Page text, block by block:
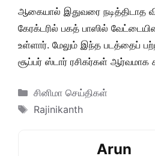
ஆகையால் இதுவரை நடித்திடாத
கேரக்டரில் பகத் பாஸில்
உள்ளார். மேலும் இந்த படத்தைப்
சூப்பர் ஸ்டார் ரசிகர்கள் ஆர்வமாக
Categories
சினிமா செய்திகள்
Tags
Rajinikanth
Arun